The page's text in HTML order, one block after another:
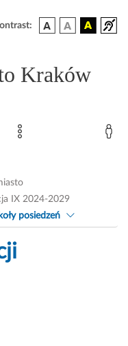
Kraków
IX 2024-2029
posiedzeń